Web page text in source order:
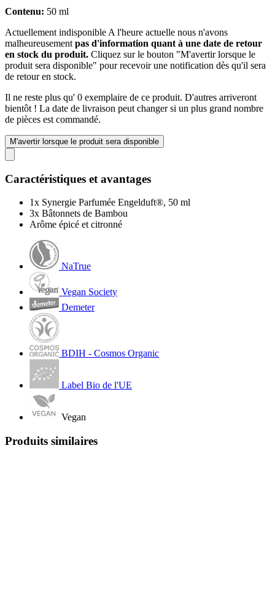
Contenu: 50 ml
Actuellement indisponible A l'heure actuelle nous n'avons
malheureusement pas d'information quant à une date de retour
en stock du produit. Cliquez sur le bouton "M'avertir lorsque le
produit sera disponible" pour recevoir une notification dès qu'il sera
de retour en stock.
Il ne reste plus qu' 0 exemplaire de ce produit. D'autres arriveront
bientôt ! La date de livraison peut changer si un plus grand nombre
de pièces est commandé.
M'avertir lorsque le produit sera disponible
Caractéristiques et avantages
1x Synergie Parfumée Engelduft®, 50 ml
3x Bâtonnets de Bambou
Arôme épicé et citronné
NaTrue
Vegan Society
Demeter
BDIH - Cosmos Organic
Label Bio de l'UE
Vegan
Produits similaires